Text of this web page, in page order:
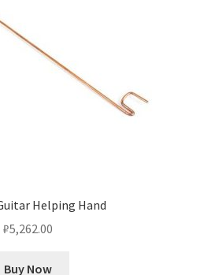
Helping Hand
₽5,262.00
Buy Now